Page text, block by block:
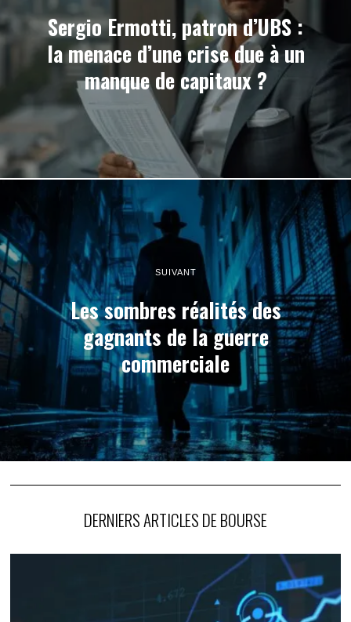
Sergio Ermotti, patron d’UBS :
la menace d’une crise due à un
manque de capitaux ?
SUIVANT
Les sombres réalités des
gagnants de la guerre
commerciale
DERNIERS ARTICLES DE BOURSE